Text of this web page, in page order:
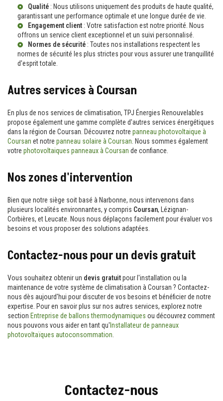
Qualité : Nous utilisons uniquement des produits de haute qualité,
garantissant une performance optimale et une longue durée de vie.
Engagement client : Votre satisfaction est notre priorité. Nous
offrons un service client exceptionnel et un suivi personnalisé.
Normes de sécurité : Toutes nos installations respectent les
normes de sécurité les plus strictes pour vous assurer une tranquillité
d'esprit totale.
Autres services à Coursan
En plus de nos services de climatisation, TPJ Énergies Renouvelables
propose également une gamme complète d'autres services énergétiques
dans la région de Coursan. Découvrez notre panneau photovoltaique à
Coursan et notre panneau solaire à Coursan . Nous sommes également
votre photovoltaiques panneaux à Coursan de confiance.
Nos zones d'intervention
Bien que notre siège soit basé à Narbonne, nous intervenons dans
plusieurs localités environnantes, y compris Coursan, Lézignan-
Corbières, et Leucate. Nous nous déplaçons facilement pour évaluer vos
besoins et vous proposer des solutions adaptées.
Contactez-nous pour un devis gratuit
Vous souhaitez obtenir un devis gratuitpour l'installation ou la
maintenance de votre système de climatisation à Coursan ? Contactez-
nous dès aujourd'hui pour discuter de vos besoins et bénéficier de notre
expertise. Pour en savoir plus sur nos autres services, explorez notre
section Entreprise de ballons thermodynamiques ou découvrez comment
nous pouvons vous aider en tant qu' Installateur de panneaux
photovoltaïques autoconsommation
Contactez-nous